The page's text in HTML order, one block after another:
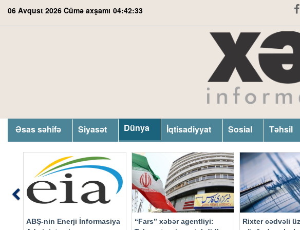
06 Avqust 2026 Cümə axşamı 04:42:34
Əsas səhifə Siyasət Dünya İqtisadiyyat Sosial Təhsil
ABŞ-nin Enerji İnformasiya
“Fars” xəbər agentliyi:
Rixter cədvəli
Previous